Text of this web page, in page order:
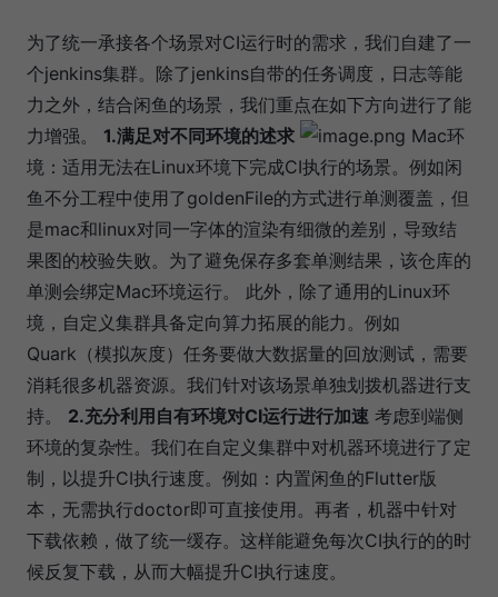
为了统一承接各个场景对CI运行时的需求，我们自建了一
个jenkins集群。除了jenkins自带的任务调度，日志等能
力之外，结合闲鱼的场景，我们重点在如下方向进行了能
力增强。 1.满足对不同环境的述求
Mac环
境：适用无法在Linux环境下完成CI执行的场景。例如闲
鱼不分工程中使用了goldenFile的方式进行单测覆盖，但
是mac和linux对同一字体的渲染有细微的差别，导致结
果图的校验失败。为了避免保存多套单测结果，该仓库的
单测会绑定Mac环境运行。 此外，除了通用的Linux环
境，自定义集群具备定向算力拓展的能力。例如
Quark（模拟灰度）任务要做大数据量的回放测试，需要
消耗很多机器资源。我们针对该场景单独划拨机器进行支
持。 2.充分利用自有环境对CI运行进行加速 考虑到端侧
环境的复杂性。我们在自定义集群中对机器环境进行了定
制，以提升CI执行速度。例如：内置闲鱼的Flutter版
本，无需执行doctor即可直接使用。再者，机器中针对
下载依赖，做了统一缓存。这样能避免每次CI执行的的时
候反复下载，从而大幅提升CI执行速度。